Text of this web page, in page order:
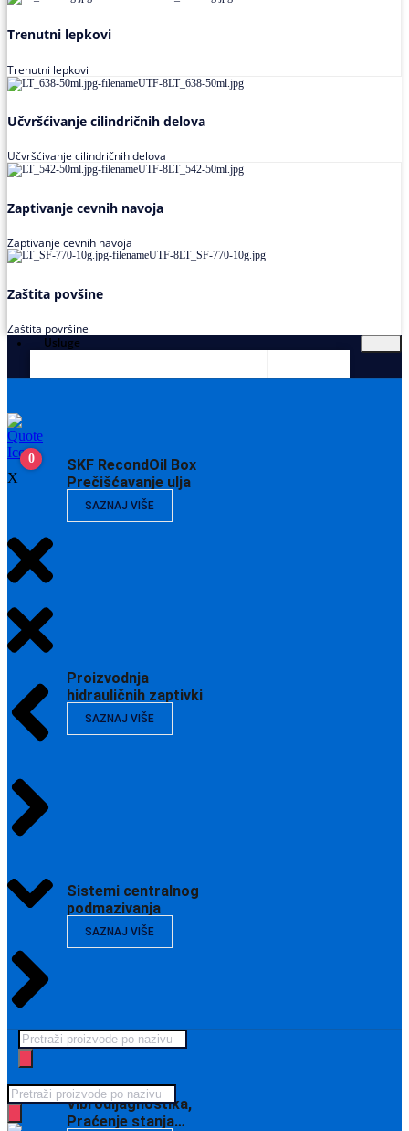
Trenutni lepkovi
Trenutni lepkovi
Učvršćivanje cilindričnih delova
Učvršćivanje cilindričnih delova
Zaptivanje cevnih navoja
Zaptivanje cevnih navoja
Zaštita povšine
Zaštita površine
Usluge
SKF RecondOil Box
Prečišćavanje ulja
SAZNAJ VIŠE
Proizvodnja
hidrauličnih zaptivki
SAZNAJ VIŠE
Sistemi centralnog
podmazivanja
SAZNAJ VIŠE
Vibrodijagnostika,
Praćenje stanja…
0
X
Products
search
Products
search